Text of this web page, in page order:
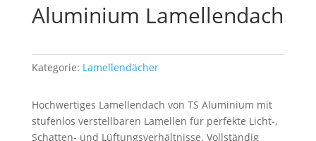
Aluminium Lamellendach
Kategorie: Lamellendächer
Hochwertiges Lamellendach von TS Aluminium mit
stufenlos verstellbaren Lamellen für perfekte Licht-,
Schatten- und Lüftungsverhältnisse. Vollständig